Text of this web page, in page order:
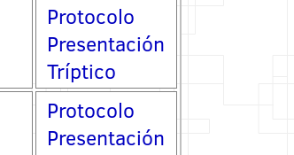
Protocolo
Presentación
Tríptico
Protocolo
Presentación